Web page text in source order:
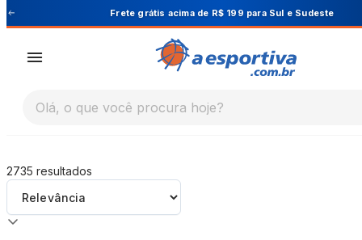
A Esportiva
e Sudeste Cupom PRIMEIRA10 para
Olá, o que você procura hoje?
2735 resultados